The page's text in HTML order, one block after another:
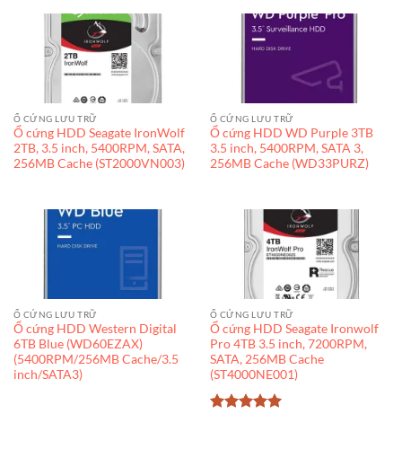
Ổ CỨNG LƯU TRỮ
Ổ cứng HDD Seagate IronWolf
2TB, 3.5 inch, 5400RPM, SATA,
256MB Cache (ST2000VN003)
Ổ CỨNG LƯU TRỮ
Ổ cứng HDD WD Purple 3TB
3.5 inch, 5400RPM, SATA 3,
256MB Cache (WD33PURZ)
Ổ CỨNG LƯU TRỮ
Ổ cứng HDD Western Digital
6TB Blue (WD60EZAX)
(5400RPM/256MB Cache/3.5
inch/SATA3)
Ổ CỨNG LƯU TRỮ
Ổ cứng HDD Seagate Ironwolf
Pro 4TB 3.5 inch, 7200RPM,
SATA, 256MB Cache
(ST4000NE001)